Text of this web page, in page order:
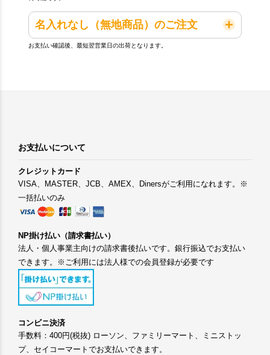
名入れなし（無地商品）のご注文
お支払い確認後、最短翌営業日の出荷となります。
お支払いについて
クレジットカード
VISA、MASTER、JCB、AMEX、Dinersがご利用になれます。※
一括払いのみ
NP掛け払い（請求書払い）
法人・個人事業主向けの請求書後払いです。銀行振込でお支払い
できます。※ご利用には法人様での会員登録が必要です
コンビニ決済
手数料：400円(税抜) ローソン、ファミリーマート、ミニストッ
プ、セイコーマートでお支払いできます。